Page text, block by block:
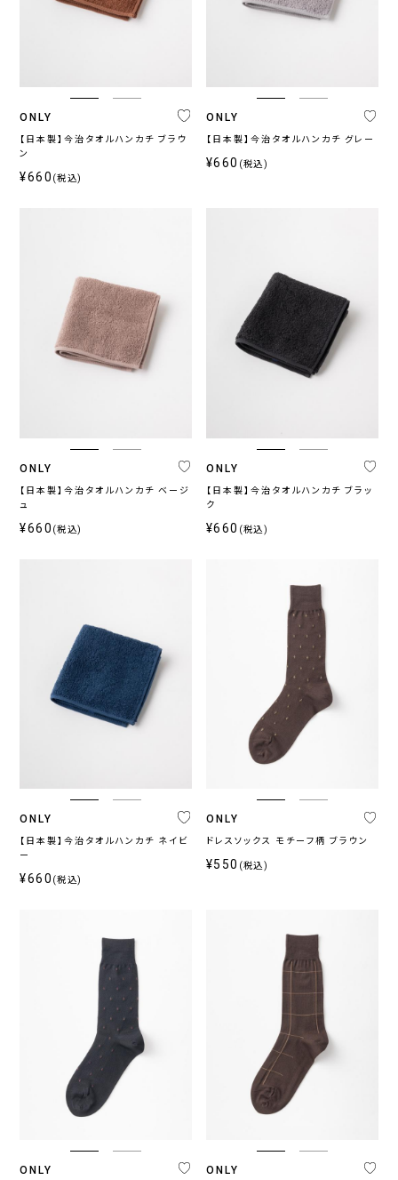
ONLY
【日本製】今治タオルハンカチ ブラウ
ン
¥660 (税込)
ONLY
【日本製】今治タオルハンカチ グレー
¥660 (税込)
ONLY
【日本製】今治タオルハンカチ ベージ
ュ
¥660 (税込)
ONLY
【日本製】今治タオルハンカチ ブラッ
ク
¥660 (税込)
ONLY
【日本製】今治タオルハンカチ ネイビ
ー
¥660 (税込)
ONLY
ドレスソックス モチーフ柄 ブラウン
¥550 (税込)
ONLY ONLY